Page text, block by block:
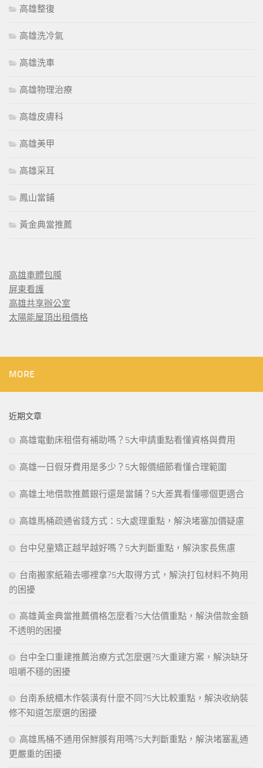
高雄整復
高雄洗冷氣
高雄洗車
高雄物理治療
高雄皮膚科
高雄美甲
高雄采耳
鳳山當鋪
黃金典當推薦
高雄車體包膜
屏東看護
高雄共享辦公室
太陽能屋頂出租價格
MORE
近期文章
高雄電動床租借有補助嗎？5大申請重點看懂資格與費用
高雄一日假牙費用是多少？5大報價細節看懂合理範圍
高雄土地借款推薦銀行還是當鋪？5大差異看懂哪個更適合
高雄馬桶疏通省錢方式：5大處理重點，解決堵塞加價疑慮
台中兒童矯正越早越好嗎？5大判斷重點，解決家長焦慮
台南搬家紙箱去哪裡拿?5大取得方式，解決打包材料不夠用
的困擾
高雄黃金典當推薦價格怎麼看?5大估價重點，解決借款金額
不透明的困擾
台中全口重建推薦治療方式怎麼選?5大重建方案，解決缺牙
咀嚼不穩的困擾
台南系統櫃木作裝潢有什麼不同?5大比較重點，解決收納裝
修不知道怎麼選的困擾
高雄馬桶不通用保鮮膜有用嗎?5大判斷重點，解決堵塞亂通
更嚴重的困擾